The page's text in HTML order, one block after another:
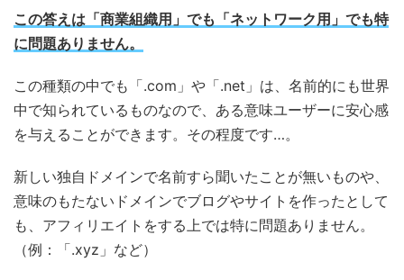
この答えは「商業組織用」でも「ネットワーク用」でも特
に問題ありません。
この種類の中でも「.com」や「.net」は、名前的にも世界
中で知られているものなので、ある意味ユーザーに安心感
を与えることができます。その程度です…。
新しい独自ドメインで名前すら聞いたことが無いものや、
意味のもたないドメインでブログやサイトを作ったとして
も、アフィリエイトをする上では特に問題ありません。
（例：「.xyz」など）